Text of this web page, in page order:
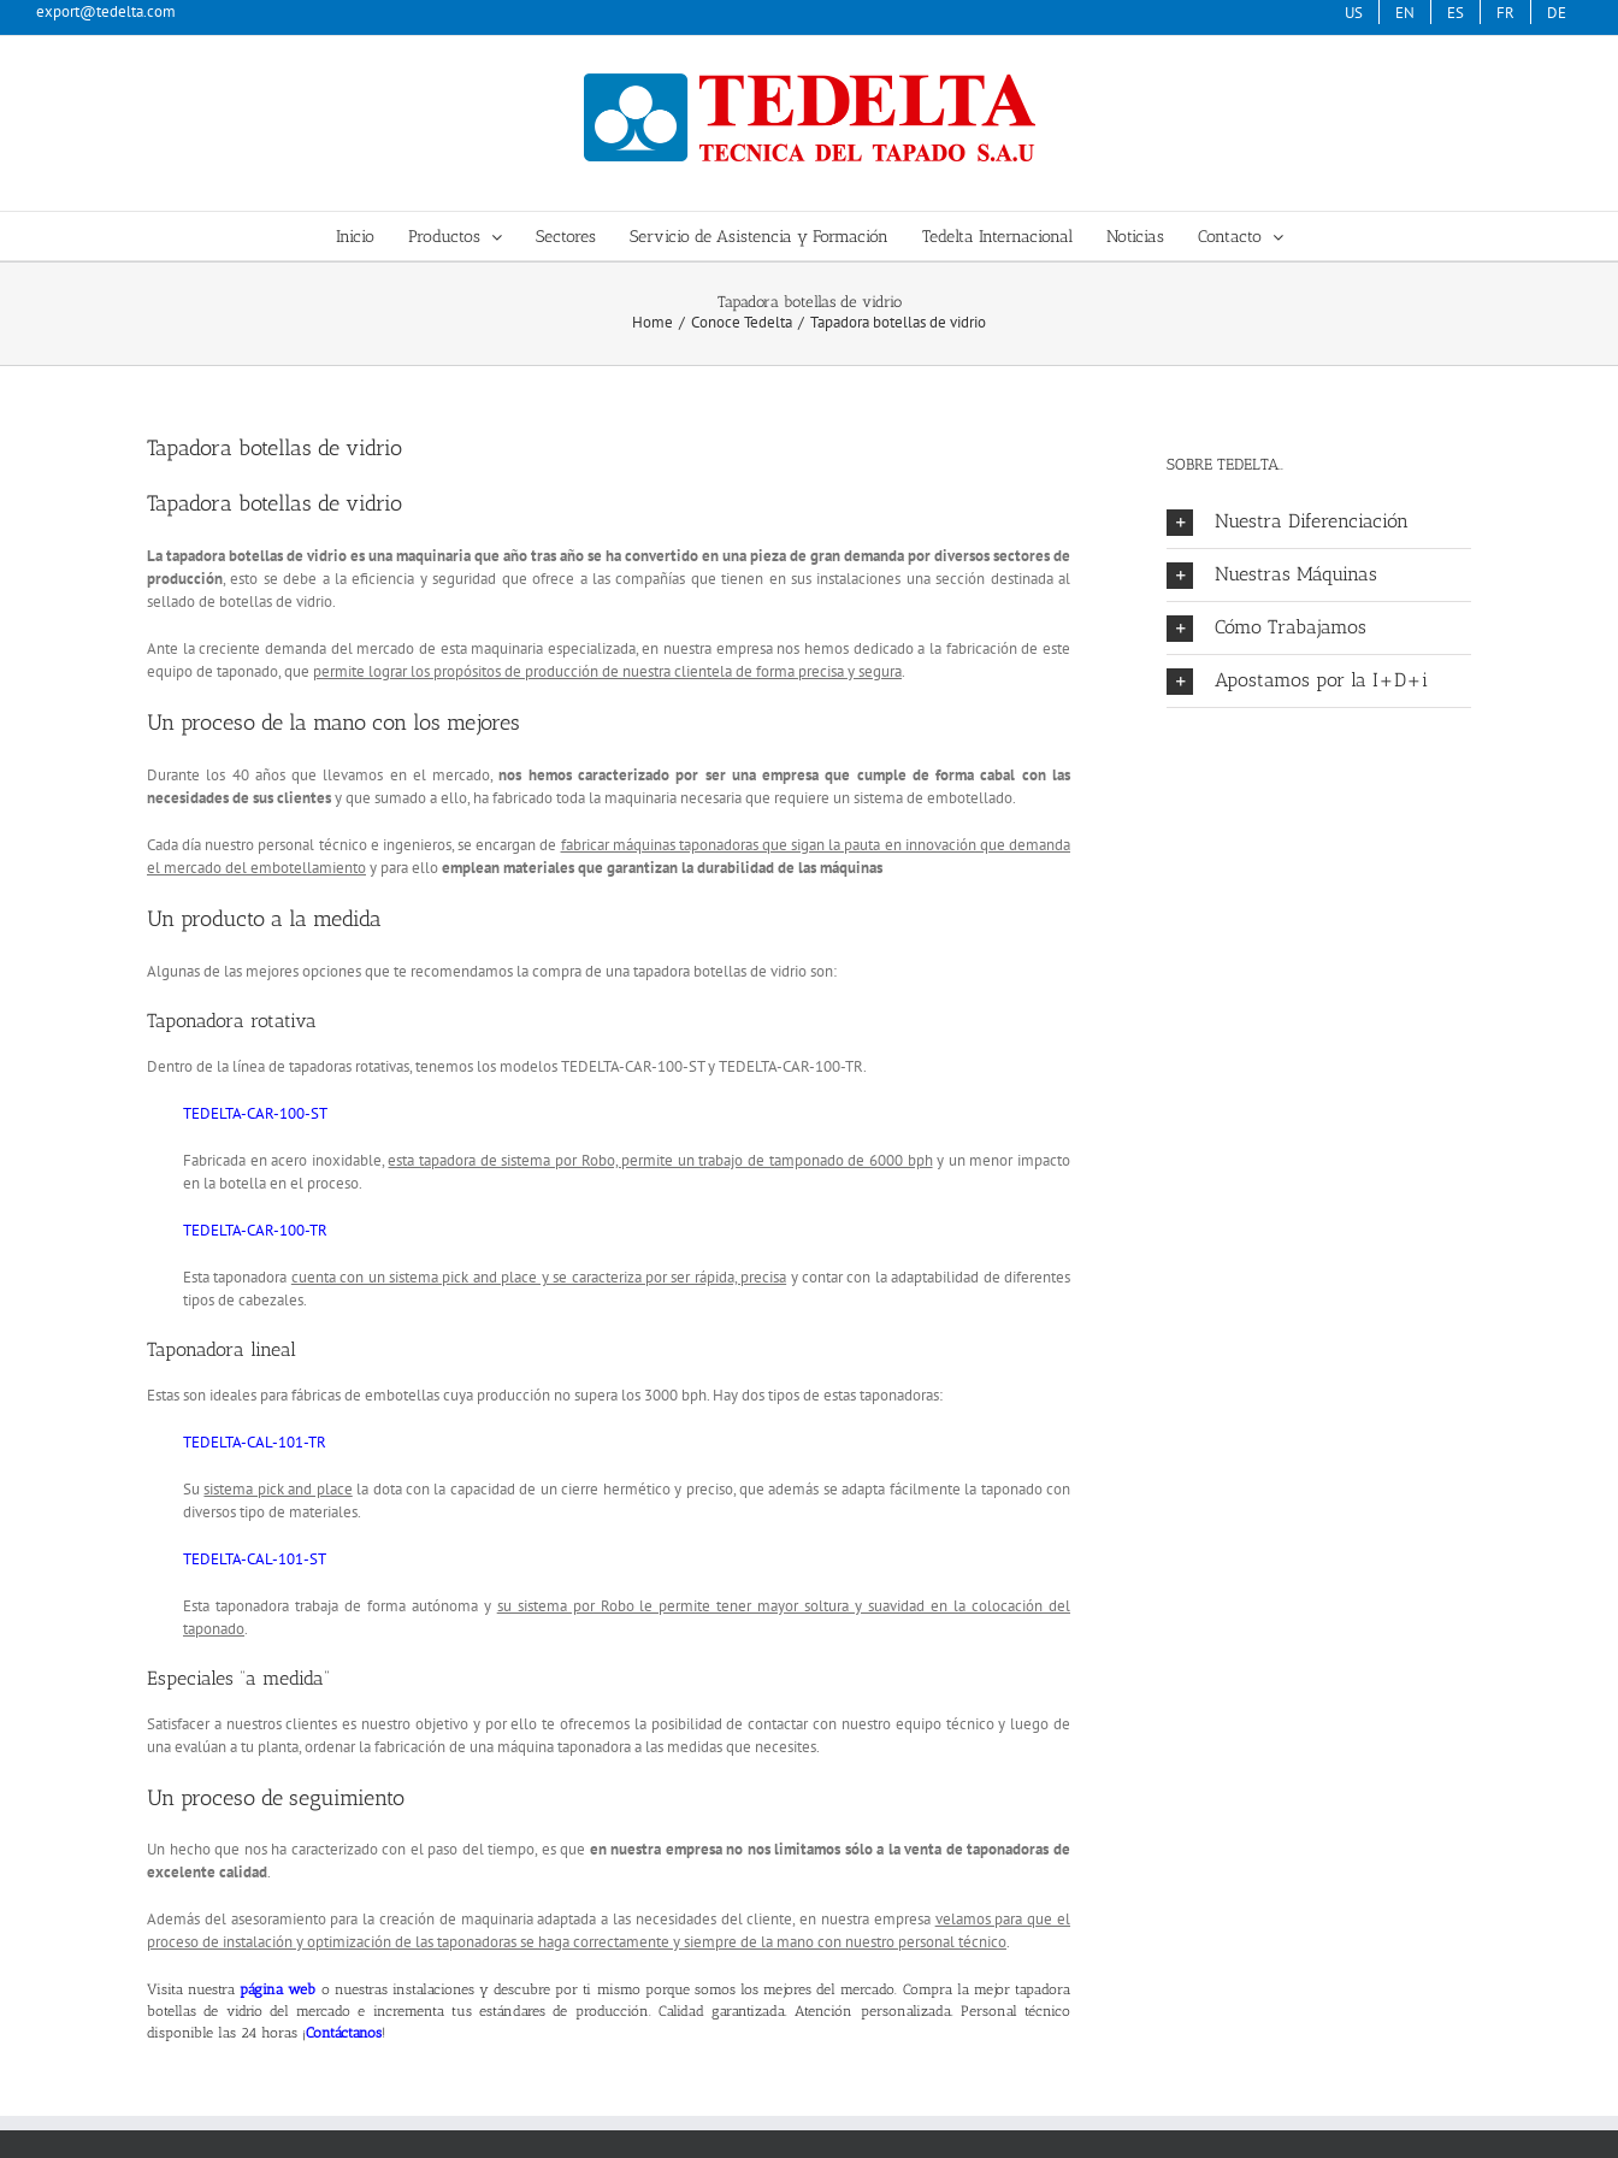
to
export@tedelta.com US EN ES FR DE
Inicio Productos Sectores Servicio de Asistencia y Formación Tedelta Internacional Noticias Contacto
Tapadora botellas de vidrio
Home Conoce Tedelta Tapadora botellas de vidrio
Tapadora botellas de vidrio
Tapadora botellas de vidrio
La tapadora botellas de vidrio es una maquinaria que año tras año se ha convertido en una pieza de gran demanda por diversos sectores de
producción, esto se debe a la eficiencia y seguridad que ofrece a las compañías que tienen en sus instalaciones una sección destinada al
sellado de botellas de vidrio.
Ante la creciente demanda del mercado de esta maquinaria especializada, en nuestra empresa nos hemos dedicado a la fabricación de este
equipo de taponado, que permite lograr los propósitos de producción de nuestra clientela de forma precisa y segura.
Un proceso de la mano con los mejores
Durante los 40 años que llevamos en el mercado,nos hemos caracterizado por ser una empresa que cumple de forma cabal con las
necesidades de sus clientesy que sumado a ello, ha fabricado toda la maquinaria necesaria que requiere un sistema de embotellado.
Cada día nuestro personal técnico e ingenieros, se encargan de fabricar máquinas taponadoras que sigan la pauta en innovación que demanda
el mercado del embotellamientoy para elloemplean materiales que garantizan la durabilidad de las máquinas
Un producto a la medida
Algunas de las mejores opciones que te recomendamos la compra de una tapadora botellas de vidrio son:
Taponadora rotativa
Dentro de la línea de tapadoras rotativas, tenemos los modelos TEDELTA-CAR-100-ST y TEDELTA-CAR-100-TR.
TEDELTA-CAR-100-ST
Fabricada en acero inoxidable,esta tapadora de sistema por Robo, permite un trabajo de tamponado de 6000 bphy un menor impacto
en la botella en el proceso.
TEDELTA-CAR-100-TR
Esta taponadora cuenta con un sistema pick and place y se caracteriza por ser rápida, precisa y contar con la adaptabilidad de diferentes
tipos de cabezales.
Taponadora lineal
Estas son ideales para fábricas de embotellas cuya producción no supera los 3000 bph. Hay dos tipos de estas taponadoras:
TEDELTA-CAL-101-TR
Susistema pick and place la dota con la capacidad de un cierre hermético y preciso, que además se adapta fácilmente la taponado con
diversos tipo de materiales.
TEDELTA-CAL-101-ST
Esta taponadora trabaja de forma autónoma y su sistema por Robo le permite tener mayor soltura y suavidad en la colocación del
taponado.
Especiales “a medida”
Satisfacer a nuestros clientes es nuestro objetivo y por ello te ofrecemos la posibilidad de contactar con nuestro equipo técnico y luego de
una evalúan a tu planta, ordenar la fabricación de una máquina taponadora a las medidas que necesites.
Un proceso de seguimiento
Un hecho que nos ha caracterizado con el paso del tiempo, es que en nuestra empresa no nos limitamos sólo a la venta de taponadoras de
excelente calidad.
Además del asesoramiento para la creación de maquinaria adaptada a las necesidades del cliente, en nuestra empresa velamos para que el
proceso de instalación y optimización de las taponadoras se haga correctamente y siempre de la mano con nuestro personal técnico.
Visita nuestrapágina web o nuestras instalaciones y descubre por ti mismo porque somos los mejores del mercado. Compra la mejor tapadora
botellas de vidrio del mercado e incrementa tus estándares de producción. Calidad garantizada. Atención personalizada. Personal técnico
disponible las 24 horas ¡Contáctanos!
SOBRE TEDELTA..
Nuestra Diferenciación
Nuestras Máquinas
Cómo Trabajamos
Apostamos por la I+D+i